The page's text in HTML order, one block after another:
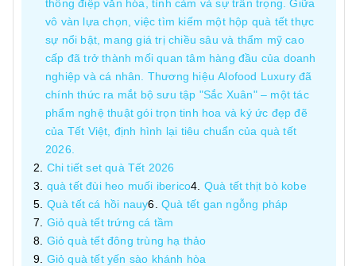
thông điệp văn hóa, tình cảm và sự trân trọng. Giữa
vô vàn lựa chọn, việc tìm kiếm một hộp quà tết thực
sự nổi bật, mang giá trị chiều sâu và thẩm mỹ cao
cấp đã trở thành mối quan tâm hàng đầu của doanh
nghiệp và cá nhân. Thương hiệu Alofood Luxury đã
chính thức ra mắt bộ sưu tập "Sắc Xuân" – một tác
phẩm nghệ thuật gói trọn tinh hoa và ký ức đẹp đẽ
của Tết Việt, định hình lại tiêu chuẩn của quà tết
2026.
Chi tiết set quà Tết 2026
quà tết đùi heo muối iberico
Quà tết thịt bò kobe
Quà tết cá hồi nauy
Quà tết gan ngỗng pháp
Giỏ quà tết trứng cá tầm
Giỏ quà tết đông trùng hạ thảo
Giỏ quà tết yến sào khánh hòa